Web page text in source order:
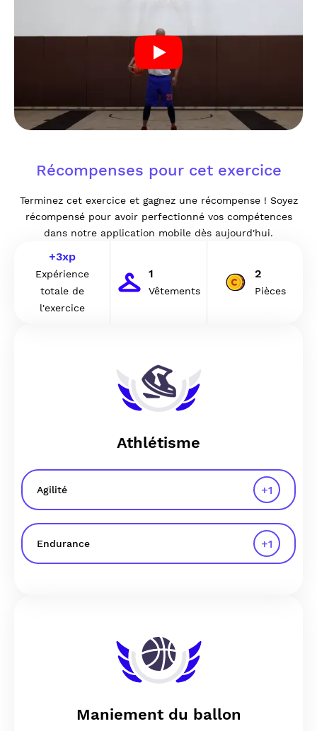
Récompenses pour cet exercice
Terminez cet exercice et gagnez une récompense ! Soyez
récompensé pour avoir perfectionné vos compétences
dans notre application mobile dès aujourd'hui.
+3xp
Expérience
totale de
l'exercice
1
Vêtements
2
Pièces
Athlétisme
Agilité +1
Endurance +1
Maniement du ballon